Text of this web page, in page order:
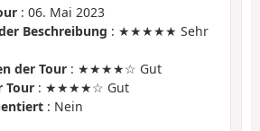
: 06. Mai 2023
Beschreibung : ★★★★★ Sehr
der Tour : ★★★★☆ Gut
Tour : ★★★★☆ Gut
: Nein